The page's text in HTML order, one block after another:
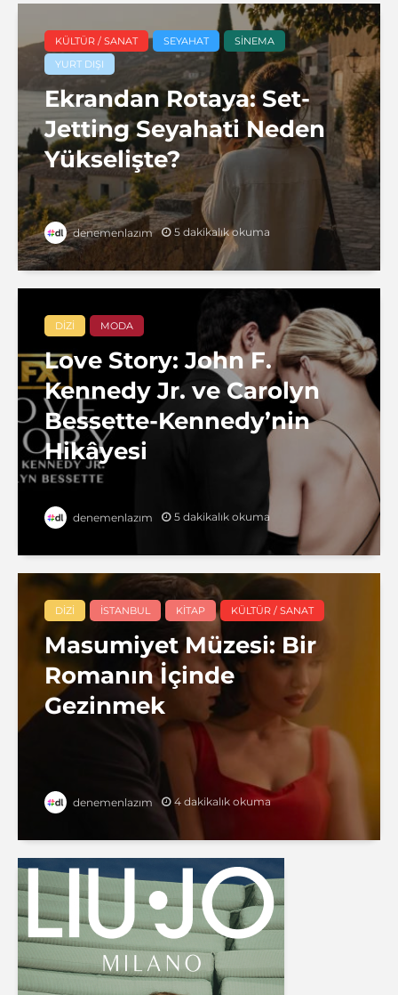
KÜLTÜR / SANAT SEYAHAT
SINEMA
YURT DIŞI
Ekrandan Rotaya: Set-
Jetting Seyahati Neden
Yükselişte?
denemenlazım 5 dakikalık okuma
DIZI MODA
Love Story: John F.
Kennedy Jr. ve Carolyn
Bessette-Kennedy’nin
Hikâyesi
denemenlazım 5 dakikalık okuma
DIZI İSTANBUL KITAP KÜLTÜR / SANAT
Masumiyet Müzesi: Bir
Romanın İçinde
Gezinmek
denemenlazım 4 dakikalık okuma